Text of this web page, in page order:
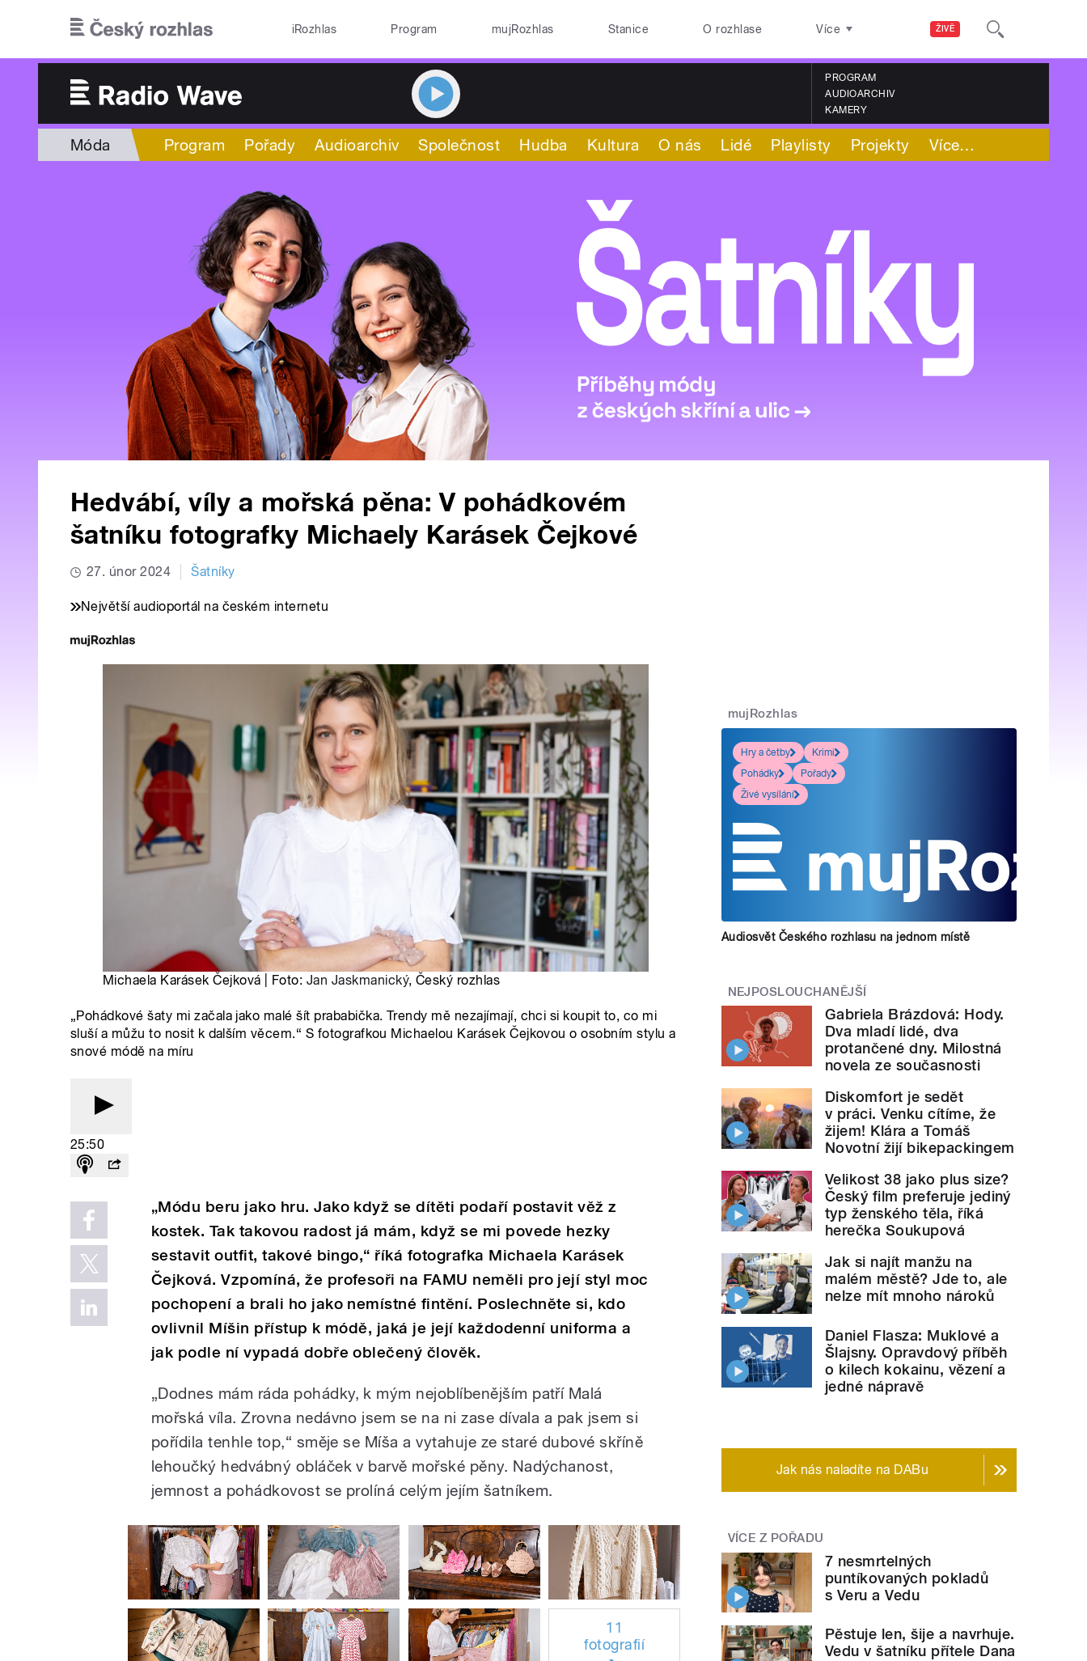
ŽIVĚ
iRozhlas Program mujRozhlas Stanice O rozhlase Více
PROGRAM
AUDIOARCHIV
KAMERY
Móda Program Pořady Audioarchiv Společnost Hudba Kultura O nás Lidé Playlisty Projekty Více…
Hedvábí, víly a mořská pěna: V pohádkovém
šatníku fotografky Michaely Karásek Čejkové
27. únor 2024 Šatníky
Největší audioportál na českém internetu
Michaela Karásek Čejková | Foto: Jan Jaskmanický, Český rozhlas
„Pohádkové šaty mi začala jako malé šít prababička. Trendy mě nezajímají, chci si koupit to, co mi
sluší a můžu to nosit k dalším věcem.“ S fotografkou Michaelou Karásek Čejkovou o osobním stylu a
snové módě na míru
25:50
„Módu beru jako hru. Jako když se dítěti podaří postavit věž z
kostek. Tak takovou radost já mám, když se mi povede hezky
sestavit outfit, takové bingo,“ říká fotografka Michaela Karásek
Čejková. Vzpomíná, že profesoři na FAMU neměli pro její styl moc
pochopení a brali ho jako nemístné fintění. Poslechněte si, kdo
ovlivnil Míšin přístup k módě, jaká je její každodenní uniforma a
jak podle ní vypadá dobře oblečený člověk.
„Dodnes mám ráda pohádky, k mým nejoblíbenějším patří Malá
mořská víla. Zrovna nedávno jsem se na ni zase dívala a pak jsem si
pořídila tenhle top,“ směje se Míša a vytahuje ze staré dubové skříně
lehoučký hedvábný obláček v barvě mořské pěny. Nadýchanost,
jemnost a pohádkovost se prolíná celým jejím šatníkem.
11
fotografií
mujRozhlas
Hry a četby
Krimi
Pohádky
Pořady
Živé vysílání
Audiosvět Českého rozhlasu na jednom místě
NEJPOSLOUCHANĚJŠÍ
Gabriela Brázdová: Hody.
Dva mladí lidé, dva
protančené dny. Milostná
novela ze současnosti
Diskomfort je sedět
v práci. Venku cítíme, že
žijem! Klára a Tomáš
Novotní žijí bikepackingem
Velikost 38 jako plus size?
Český film preferuje jediný
typ ženského těla, říká
herečka Soukupová
Jak si najít manžu na
malém městě? Jde to, ale
nelze mít mnoho nároků
Daniel Flasza: Muklové a
Šlajsny. Opravdový příběh
o kilech kokainu, vězení a
jedné nápravě
Jak nás naladíte na DABu
VÍCE Z POŘADU
7 nesmrtelných
puntíkovaných pokladů
s Veru a Vedu
Pěstuje len, šije a navrhuje.
Vedu v šatníku přítele Dana